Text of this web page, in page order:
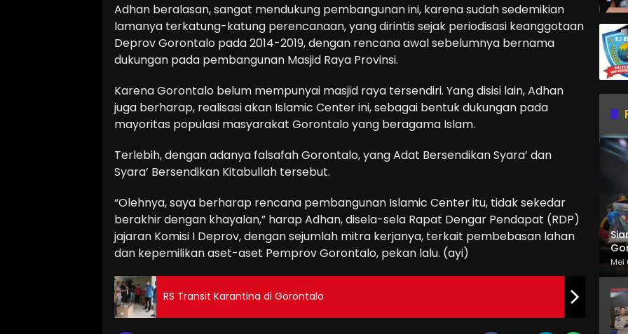
Adhan beralasan, sangat mendukung pembangunan ini, karena sudah sedemikian
lamanya terkatung-katung perencanaan, yang dirintis sejak periodisasi keanggotaan
Deprov Gorontalo pada 2014-2019, dengan rencana awal sebelumnya bernama
dukungan pada pembangunan Masjid Raya Provinsi.
Karena Gorontalo belum mempunyai masjid raya tersendiri. Yang disisi lain, Adhan
juga berharap, realisasi akan Islamic Center ini, sebagai bentuk dukungan pada
mayoritas populasi masyarakat Gorontalo yang beragama Islam.
Terlebih, dengan adanya falsafah Gorontalo, yang Adat Bersendikan Syara’ dan
Syara’ Bersendikan Kitabullah tersebut.
“Olehnya, saya berharap rencana pembangunan Islamic Center itu, tidak sekedar
berakhir dengan khayalan,” harap Adhan, disela-sela Rapat Dengar Pendapat (RDP)
jajaran Komisi I Deprov, dengan sejumlah mitra kerjanya, terkait pembebasan lahan
dan kepemilikan aset-aset Pemprov Gorontalo, pekan lalu. (ayi)
RS Transit Karantina di Gorontalo
Mei